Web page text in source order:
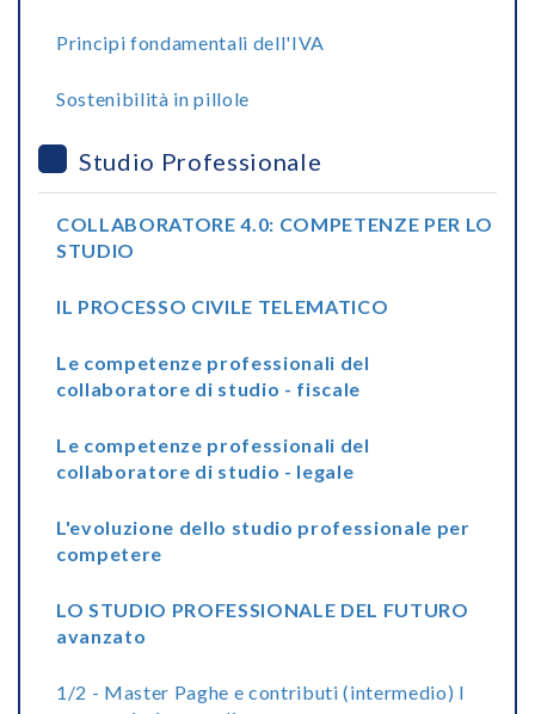
Principi fondamentali dell'IVA
Sostenibilità in pillole
Studio Professionale
COLLABORATORE 4.0: COMPETENZE PER LO
STUDIO
IL PROCESSO CIVILE TELEMATICO
Le competenze professionali del
collaboratore di studio - fiscale
Le competenze professionali del
collaboratore di studio - legale
L'evoluzione dello studio professionale per
competere
LO STUDIO PROFESSIONALE DEL FUTURO
avanzato
1/2 - Master Paghe e contributi (intermedio) I